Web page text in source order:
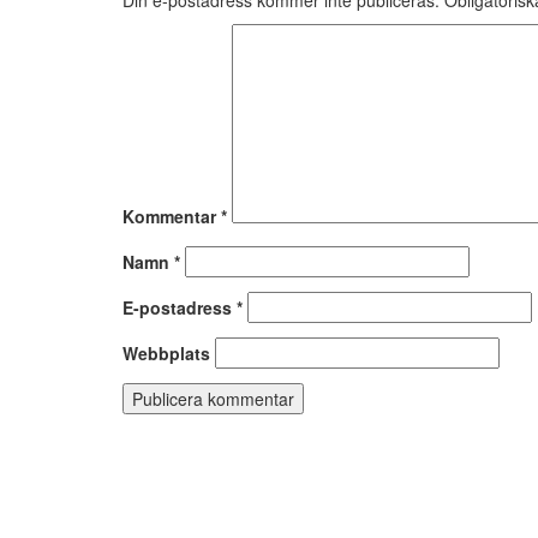
Kommentar*
Namn *
E-postadress *
Webbplats